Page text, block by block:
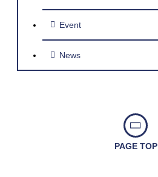
Event
News
PAGE TOP